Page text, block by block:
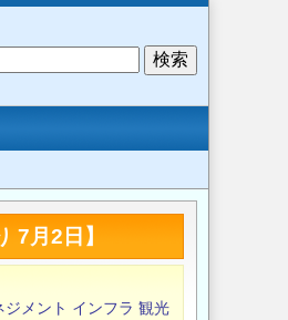
7月2日】
ジメント インフラ 観光